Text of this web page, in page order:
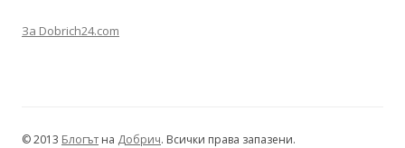
За Dobrich24.com
© 2013 Блогът на Добрич. Всички права запазени.